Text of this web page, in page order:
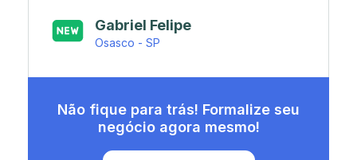
Japa’s açaí e sorveteria
Rio de Janeiro - RJ
Não fique para trás! Formalize seu
negócio agora mesmo!